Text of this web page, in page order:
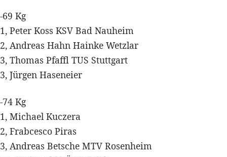
-69 Kg
1, Peter Koss KSV Bad Nauheim
2, Andreas Hahn Hainke Wetzlar
3, Thomas Pfaffl TUS Stuttgart
3, Jürgen Haseneier
-74 Kg
1, Michael Kuczera
2, Frabcesco Piras
3, Andreas Betsche MTV Rosenheim